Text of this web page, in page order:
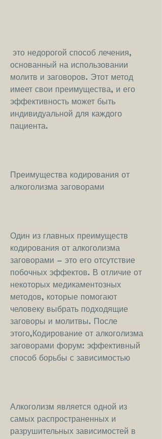
основанный на использовании
молитв и заговоров. Этот метод
имеет свои преимущества, и его
эффективность может быть
индивидуальной для каждого
пациента.
Преимущества кодирования от
алкоголизма заговорами
Один из главных преимуществ
кодирования от алкоголизма
заговорами – это его отсутствие
побочных эффектов. В отличие от
некоторых медикаментозных
методов, которые помогают
человеку выбрать подходящие
заговоры и молитвы. После
этого,Кодирование от алкоголизма
заговорами форум: эффективный
способ борьбы с зависимостью
Алкоголизм является одной из
самых распространенных и
разрушительных зависимостей в